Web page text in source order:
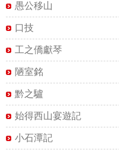
愚公移山
口技
工之僑獻琴
陋室銘
黔之驢
始得西山宴遊記
小石潭記